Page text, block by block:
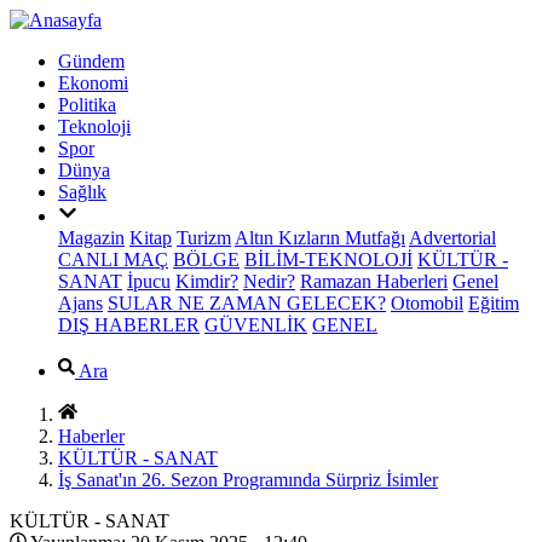
Gündem
Ekonomi
Politika
Teknoloji
Spor
Dünya
Sağlık
Magazin Kitap Turizm Altın Kızların Mutfağı Advertorial
CANLI MAÇ BÖLGE BİLİM-TEKNOLOJİ KÜLTÜR -
SANAT İpucu Kimdir? Nedir? Ramazan Haberleri Genel
Ajans SULAR NE ZAMAN GELECEK? Otomobil Eğitim
DIŞ HABERLER GÜVENLİK GENEL
Ara
Haberler
KÜLTÜR - SANAT
İş Sanat'ın 26. Sezon Programında Sürpriz İsimler
KÜLTÜR - SANAT